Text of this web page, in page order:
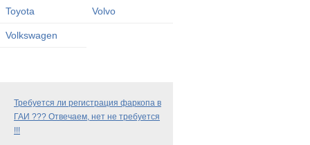
Toyota Volvo
Volkswagen
Требуется ли регистрация фаркопа в
ГАИ ??? Отвечаем, нет не требуется
!!!